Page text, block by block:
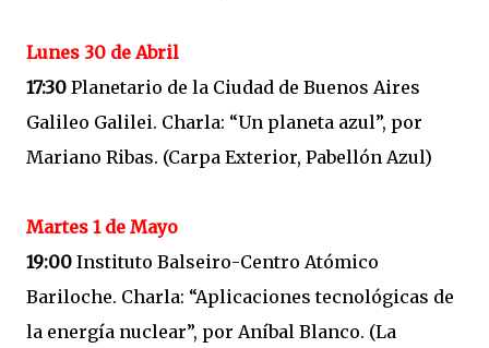
Lunes 30 de Abril
17:30 Planetario de la Ciudad de Buenos Aires
Galileo Galilei. Charla: “Un planeta azul”, por
Mariano Ribas. (Carpa Exterior, Pabellón Azul)
Martes 1 de Mayo
19:00 Instituto Balseiro-Centro Atómico
Bariloche. Charla: “Aplicaciones tecnológicas de
la energía nuclear”, por Aníbal Blanco. (La